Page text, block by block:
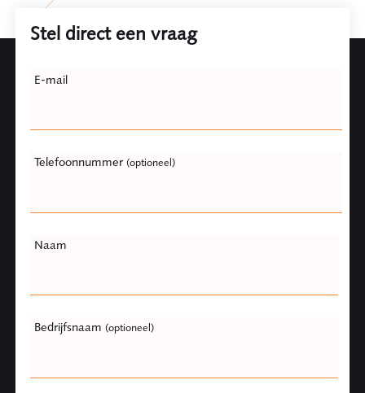
Stel direct een vraag
this
E-mail
Telefoonnummer (optioneel)
Naam
Bedrijfsnaam (optioneel)